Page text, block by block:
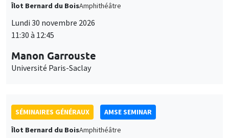
Îlot Bernard du BoisAmphithéâtre
Lundi 30 novembre 2026
11:30 à 12:45
Manon Garrouste
Université Paris-Saclay
SÉMINAIRES GÉNÉRAUX
AMSE SEMINAR
Îlot Bernard du BoisAmphithéâtre